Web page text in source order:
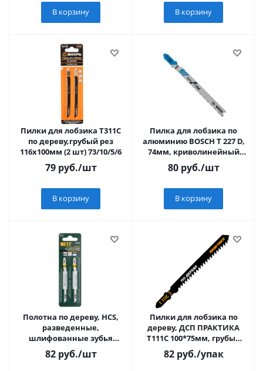
В корзину В корзину
Пилки для лобзика Т311C
по дереву,грубый рез
116х100мм (2 шт) 73/10/5/6
79руб./шт
В корзину
Пилка для лобзика по
алюминию BOSCH T 227 D,
74мм, криволинейный
рез, HSS,
80руб./шт
В корзину
Полотна по дереву, HCS,
разведенные,
шлифованные зубья
100/74/4 мм (T244D), 2 шт.
82руб./шт
Пилки для лобзика по
дереву, ДСП ПРАКТИКА
Т111С 100*75мм, грубый
рез, HCS (2шт.)
82руб./упак